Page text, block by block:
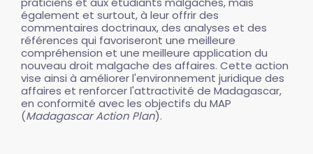
également et surtout, à leur offrir des
commentaires doctrinaux, des analyses et des
références qui favoriseront une meilleure
compréhension et une meilleure application du
nouveau droit malgache des affaires. Cette action
vise ainsi à améliorer l'environnement juridique des
affaires et renforcer l'attractivité de Madagascar,
en conformité avec les objectifs du MAP
(Madagascar Action Plan).